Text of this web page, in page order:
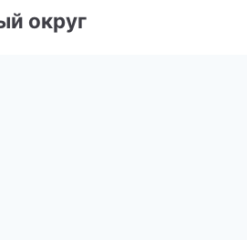
округ